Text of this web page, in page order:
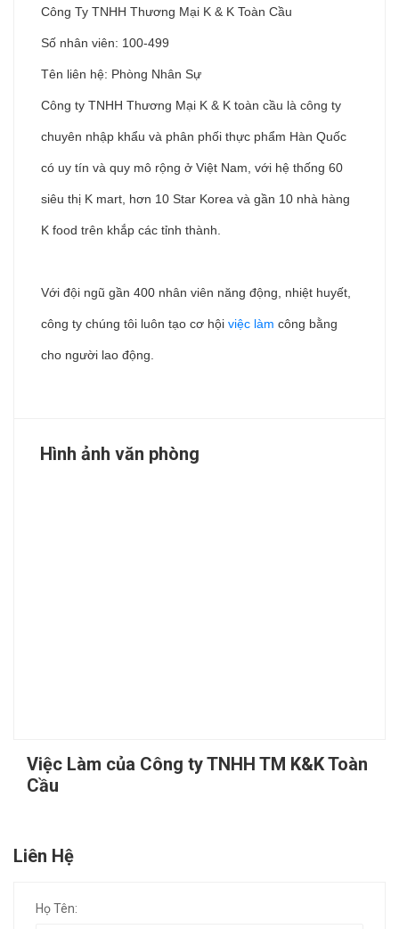
Công Ty TNHH Thương Mại K & K Toàn Cầu
Số nhân viên: 100-499
Tên liên hệ: Phòng Nhân Sự
Công ty TNHH Thương Mại K & K toàn cầu là công ty
chuyên nhập khẩu và phân phối thực phẩm Hàn Quốc
có uy tín và quy mô rộng ở Việt Nam, với hệ thống 60
siêu thị K mart, hơn 10 Star Korea và gần 10 nhà hàng
K food trên khắp các tỉnh thành.
Với đội ngũ gần 400 nhân viên năng động, nhiệt huyết,
công ty chúng tôi luôn tạo cơ hội việc làm công bằng
cho người lao động.
Hình ảnh văn phòng
Việc Làm của Công ty TNHH TM K&K Toàn
Cầu
Liên Hệ
Họ Tên: